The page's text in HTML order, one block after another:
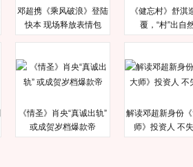
邓超携《乘风破浪》登陆
快本 现场释放表情包
《健忘村》舒淇
覆，“村”出自
《情圣》肖央“真诚出轨”
或成贺岁档爆款帝
解读邓超新身份
师》投资人 不